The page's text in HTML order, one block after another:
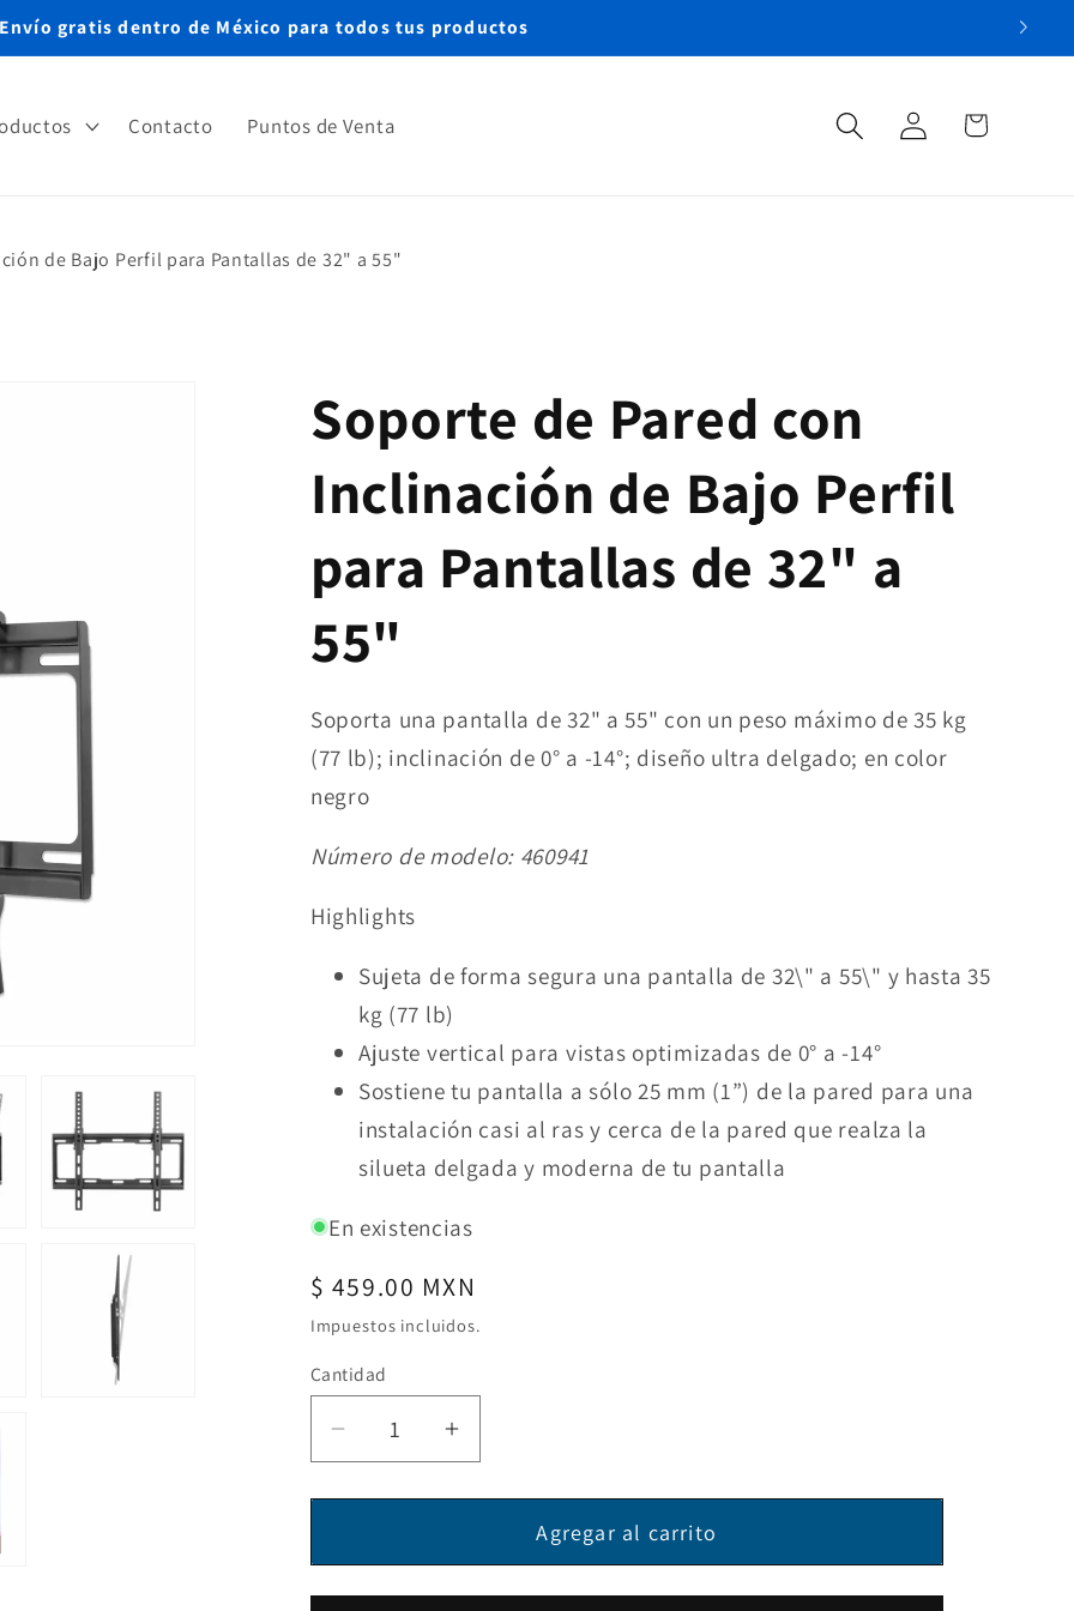
Envío gratis dentro de México para todos tus productos
Contacto Puntos de Venta
Iniciar
sesión
Carrito
de Bajo Perfil para Pantallas de 32" a 55"
Soporte de Pared con
Inclinación de Bajo Perfil
para Pantallas de 32" a
55"
Soporta una pantalla de 32" a 55" con un peso máximo de 35 kg
(77 lb); inclinación de 0° a -14°; diseño ultra delgado; en color
negro
Número de modelo: 460941
Highlights
Sujeta de forma segura una pantalla de 32\" a 55\" y hasta 35
kg (77 lb)
Ajuste vertical para vistas optimizadas de 0° a -14°
Sostiene tu pantalla a sólo 25 mm (1”) de la pared para una
instalación casi al ras y cerca de la pared que realza la
silueta delgada y moderna de tu pantalla
En existencias
Precio
habitual
$ 459.00 MXN
Impuestos incluidos.
Cantidad
Reducir
para
de
Pared
Aumentar
para
Soporte
de
Pared
Agregar al carrito